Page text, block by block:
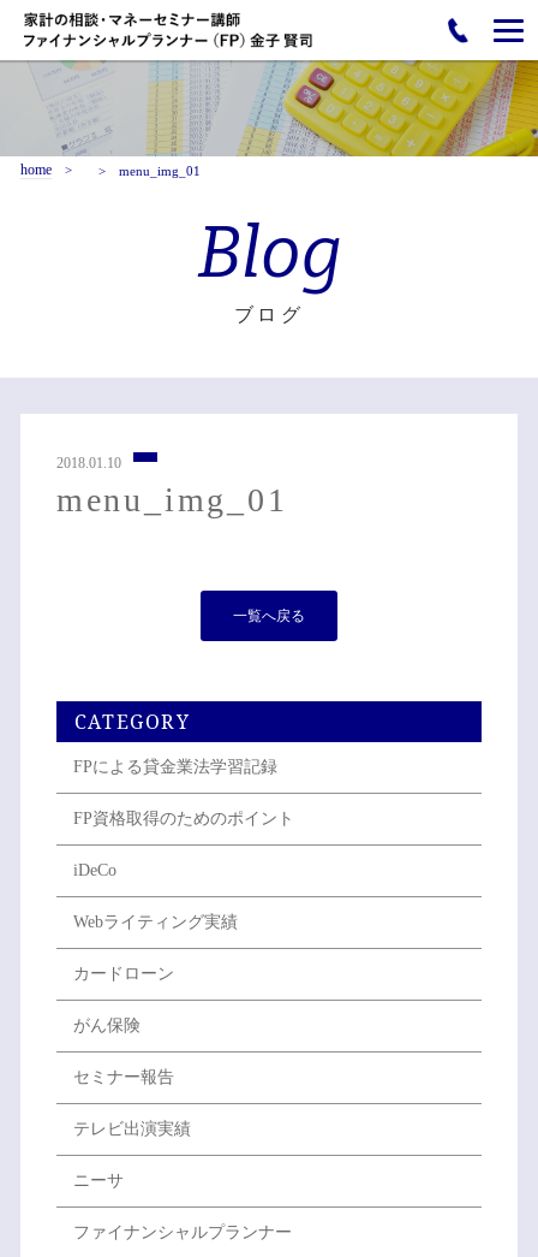
home menu_img_01
Blog
ブログ
2018.01.10
menu_img_01
一覧へ戻る
CATEGORY
FPによる貸金業法学習記録
FP資格取得のためのポイント
iDeCo
Webライティング実績
カードローン
がん保険
セミナー報告
テレビ出演実績
ニーサ
ファイナンシャルプランナー